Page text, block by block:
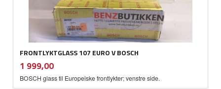
FRONTLYKTGLASS 107 EURO V BOSCH
Pris
1 999,00mva.
BOSCH glass til Europeiske frontlykter; venstre side.